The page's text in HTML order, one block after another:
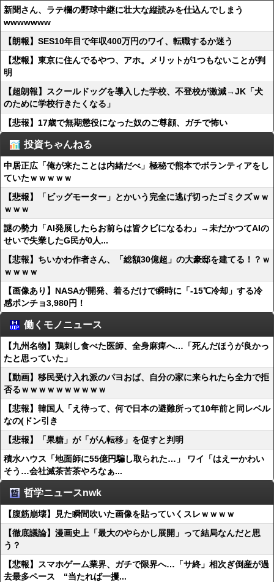
新聞さん、ラテ欄の野球中継に壮大な縦読みを仕込んでしまう
wwwwwww
【朗報】SES10年目で年収400万円のワイ、転職するか迷う
【悲報】東京に住んでるやつ、アホ。メリットが1つもないことが判
明
【超朗報】スクールドッグを導入した学校、不登校が激減→JK「犬
のために学校行きたくなる」
【悲報】17歳で無期懲役になった奴のご尊顔、ガチで怖い
投資ちゃんねる
中居正広「俺が来たことは内緒だべ」極秘で熊本でボランティアをし
ていたｗｗｗｗｗ
【悲報】「ビッグモーター」とかいう完全に逃げ切ったゴミクズｗｗ
ｗｗｗ
謎の勢力「AI発展したらお前らは皆クビになるわ」→未だかつてAIの
せいで失業したG民が0人...
【悲報】ちいかわ作者さん、「総額30億超」の大豪邸を建てる！？ｗ
ｗｗｗｗ
【画像あり】NASAが開発、着るだけで瞬時に「-15℃冷却」する冷
感ポンチョ3,980円！
働くモノニュース
【九州名物】鶏刺し食べた医師、全身麻痺へ…「死んだほうが良かっ
たと思っていた」
【動画】移民受け入れ派のパヨおば、自分の家に来られたら全力で拒
否るｗｗｗｗｗｗｗｗｗｗ
【悲報】韓国人「え待って、何で日本の避難所って10年前と同レベル
なの(ドン引き
【悲報】「果糖」が「がん転移」を促すと判明
積水ハウス「地面師に55億円騙し取られた…」 ワイ「はえーかわい
そう…会社滅茶苦茶やろなぁ...
哲学ニュースnwk
【腹筋崩壊】見た瞬間吹いた画像を貼っていくスレｗｗｗｗ
【徹底議論】漫画史上「最大のやらかし展開」って結局なんだと思
う？
【悲報】スマホゲーム業界、ガチで限界へ…「サ終」相次ぎ倒産が過
去最多ペース “当たれば一攫...